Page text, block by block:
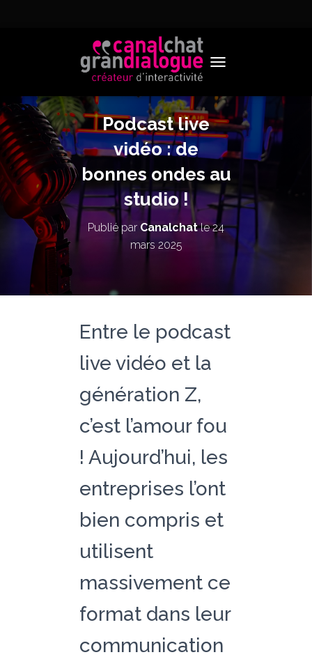
Podcast live
vidéo : de
bonnes ondes au
studio !
Publié par Canalchatle24
mars 2025
Entre le podcast
live vidéo et la
génération Z,
c’est l’amour fou
! Aujourd’hui, les
entreprises l’ont
bien compris et
utilisent
massivement ce
format dans leur
communication